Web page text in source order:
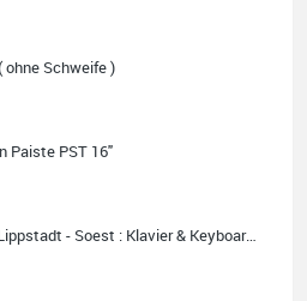
neuen Keyboard und bin
worden, aktuell natürlich nur
so dass ich alles nur noch
ohne Schweife )
Paiste PST 16"
Musikschule Lippstadt - Soest : Klavier & Keyboardunterricht